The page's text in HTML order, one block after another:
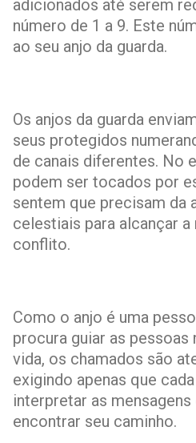
adicionados até serem
número de 1 a 9. Este
ao seu anjo da guarda.
Os anjos da guarda
seus protegidos
de canais diferentes. No
podem ser tocados por
sentem que precisam da
celestiais para alcançar
conflito.
Como o anjo é uma
procura guiar as pessoas
vida, os chamados são
exigindo apenas que
interpretar as mensagens
encontrar seu caminho.